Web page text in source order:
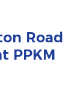
Road
PPKM